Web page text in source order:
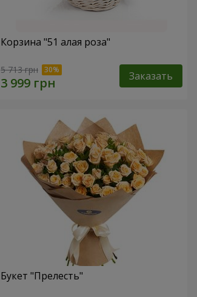
Корзина "51 алая роза"
5 713 грн Заказать
Букет "Прелесть"